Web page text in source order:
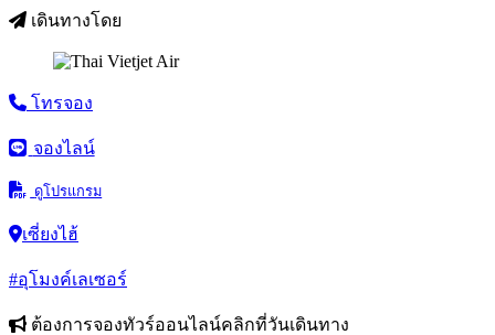
เดินทางโดย
โทรจอง
จองไลน์
ดูโปรแกรม
เซี่ยงไฮ้
#อุโมงค์เลเซอร์
ต้องการจองทัวร์ออนไลน์คลิกที่วันเดินทาง